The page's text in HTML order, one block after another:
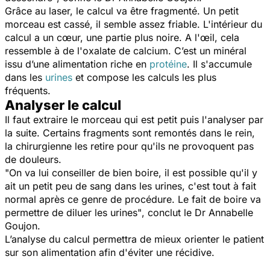
Grâce au laser, le calcul va être fragmenté. Un petit
morceau est cassé, il semble assez friable. L'intérieur du
calcul a un cœur, une partie plus noire. A l'œil, cela
ressemble à de l'oxalate de calcium. C’est un minéral
issu d’une alimentation riche en protéine. Il s'accumule
dans les urines et compose les calculs les plus
fréquents.
Analyser le calcul
Il faut extraire le morceau qui est petit puis l'analyser par
la suite. Certains fragments sont remontés dans le rein,
la chirurgienne les retire pour qu'ils ne provoquent pas
de douleurs.
"On va lui conseiller de bien boire, il est possible qu'il y
ait un petit peu de sang dans les urines, c'est tout à fait
normal après ce genre de procédure. Le fait de boire va
permettre de diluer les urines", conclut le Dr Annabelle
Goujon.
L’analyse du calcul permettra de mieux orienter le patient
sur son alimentation afin d'éviter une récidive.